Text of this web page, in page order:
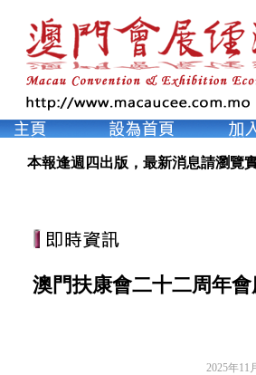
本報逢週四出版，最新消息請瀏覽
澳門扶康會二十二周年
2025年11